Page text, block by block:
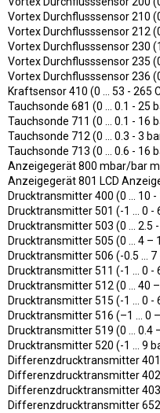
Vortex Durchflusssensor 210
Vortex Durchflusssensor 212
Vortex Durchflusssensor 230
Vortex Durchflusssensor 235
Vortex Durchflusssensor 236
Kraftsensor 410 (0 ... 53 - 265
Tauchsonde 681 (0 ... 0.1 - 25
Tauchsonde 711 (0 ... 0.1 - 16
Tauchsonde 712 (0 ... 0.3 - 3
Tauchsonde 713 (0 ... 0.6 - 16
Anzeigegerät 800 mbar/bar
Anzeigegerät 801 LCD
Drucktransmitter 400 (0 ... 10
Drucktransmitter 501 (-1 ... 0 -
Drucktransmitter 503 (0 ... 2.5
Drucktransmitter 505 (0 ... 4 –
Drucktransmitter 506 (-0.5 ... 7
Drucktransmitter 511 (-1 ... 0 -
Drucktransmitter 512 (0 ... 40
Drucktransmitter 515 (-1 ... 0 -
Drucktransmitter 516 (–1 … 0
Drucktransmitter 519 (0 ... 0.4
Drucktransmitter 520 (-1 ... 9
Differenzdrucktransmitter 401
Differenzdrucktransmitter 402
Differenzdrucktransmitter 403
Differenzdrucktransmitter